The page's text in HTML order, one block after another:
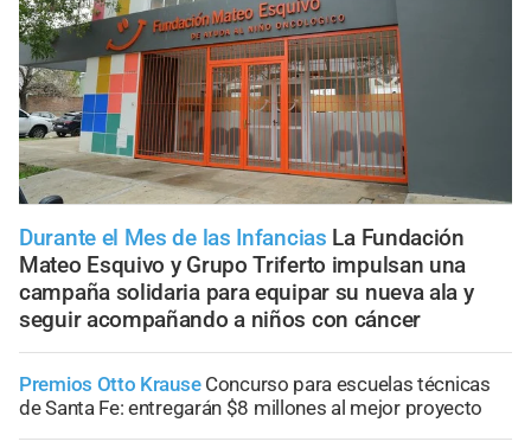
Durante el Mes de las Infancias La Fundación
Mateo Esquivo y Grupo Triferto impulsan una
campaña solidaria para equipar su nueva ala y
seguir acompañando a niños con cáncer
Premios Otto Krause Concurso para escuelas técnicas
de Santa Fe: entregarán $8 millones al mejor proyecto